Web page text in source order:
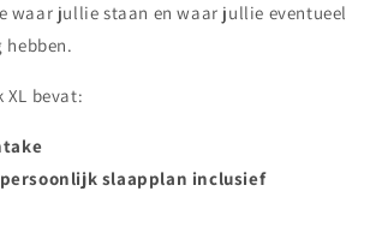
waar jullie staan en waar jullie eventueel
XL bevat:
slaapplan inclusief